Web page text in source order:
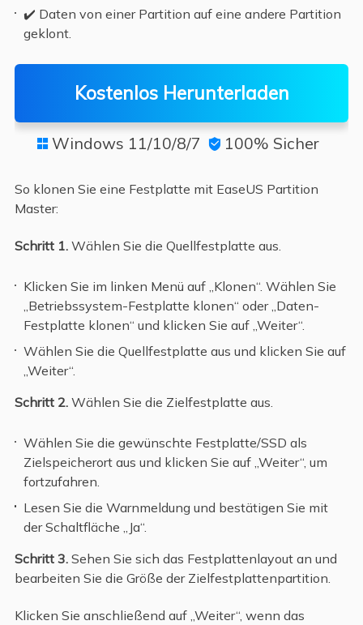
✔️ Daten von einer Partition auf eine andere Partition
geklont.
Kostenlos Herunterladen
 Windows 11/10/8/7  100% Sicher
So klonen Sie eine Festplatte mit EaseUS Partition
Master:
Schritt 1.Wählen Sie die Quellfestplatte aus.
Klicken Sie im linken Menü auf „Klonen“. Wählen Sie
„Betriebssystem-Festplatte klonen“ oder „Daten-
Festplatte klonen“ und klicken Sie auf „Weiter“.
Wählen Sie die Quellfestplatte aus und klicken Sie auf
„Weiter“.
Schritt 2.Wählen Sie die Zielfestplatte aus.
Wählen Sie die gewünschte Festplatte/SSD als
Zielspeicherort aus und klicken Sie auf „Weiter“, um
fortzufahren.
Lesen Sie die Warnmeldung und bestätigen Sie mit
der Schaltfläche „Ja“.
Schritt 3.Sehen Sie sich das Festplattenlayout an und
bearbeiten Sie die Größe der Zielfestplattenpartition.
Klicken Sie anschließend auf „Weiter“, wenn das